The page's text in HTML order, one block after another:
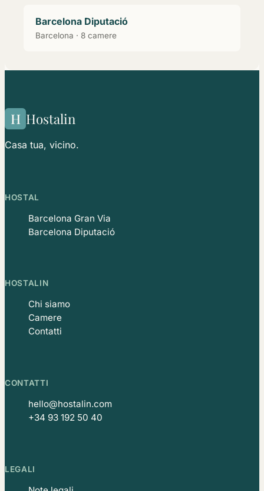
Barcelona Diputació
Barcelona · 8 camere
H Hostalin
Casa tua, vicino.
HOSTAL
Barcelona Gran Via
Barcelona Diputació
HOSTALIN
Chi siamo
Camere
Contatti
CONTATTI
hello@hostalin.com
+34 93 192 50 40
LEGALI